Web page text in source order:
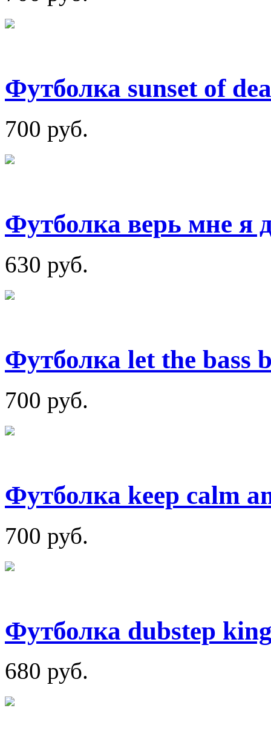
Футболка sunset of
700 руб.
Футболка верь мне я
630 руб.
Футболка let the bass
700 руб.
Футболка keep calm
700 руб.
Футболка dubstep
680 руб.